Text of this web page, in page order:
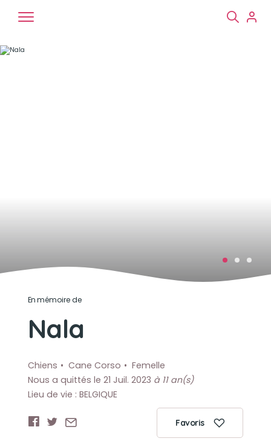
En mémoire de
Nala
Chiens Cane Corso
Femelle
Nous a quittés le 21 Juil. 2023 à 11 an(s)
Lieu de vie : BELGIQUE
Favoris